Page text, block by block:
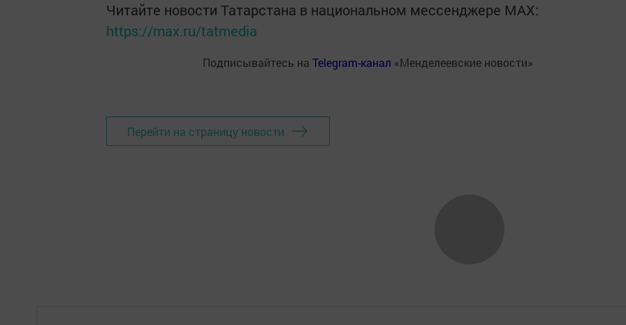
Читайте новости Татарстана в национальном мессенджере MАХ:
https://max.ru/tatmedia
Подписывайтесь на Telegram-канал «Менделеевские новости»
Перейти на страницу новости